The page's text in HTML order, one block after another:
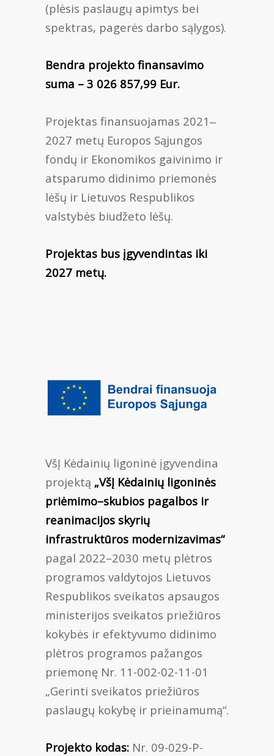
(plėsis paslaugų apimtys bei
spektras, pagerės darbo sąlygos).
Bendra projekto finansavimo
suma – 3 026 857,99 Eur.
Projektas finansuojamas 2021‒
2027 metų Europos Sąjungos
fondų ir Ekonomikos gaivinimo ir
atsparumo didinimo priemonės
lėšų ir Lietuvos Respublikos
valstybės biudžeto lėšų.
Projektas bus įgyvendintas iki
2027 metų.
VšĮ Kėdainių ligoninė įgyvendina
projektą „VšĮ Kėdainių ligoninės
priėmimo–skubios pagalbos ir
reanimacijos skyrių
infrastruktūros modernizavimas“
pagal 2022–2030 metų plėtros
programos valdytojos Lietuvos
Respublikos sveikatos apsaugos
ministerijos sveikatos priežiūros
kokybės ir efektyvumo didinimo
plėtros programos pažangos
priemonę Nr. 11-002-02-11-01
„Gerinti sveikatos priežiūros
paslaugų kokybę ir prieinamumą“.
Projekto kodas: Nr. 09-029-P-